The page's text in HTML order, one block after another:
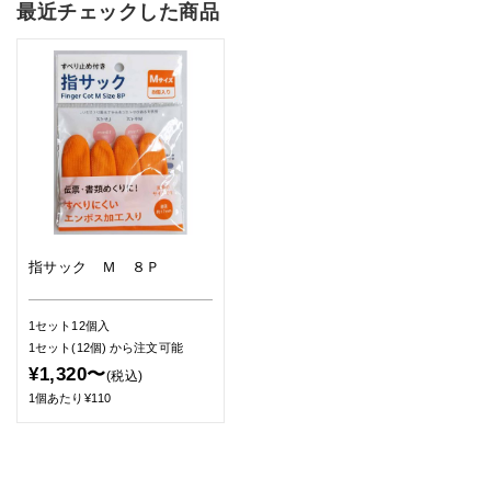
最近チェックした商品
指サック Ｍ ８Ｐ
1セット12個入
1セット(12個)から注文可能
¥1,320〜(税込)
1個あたり¥110